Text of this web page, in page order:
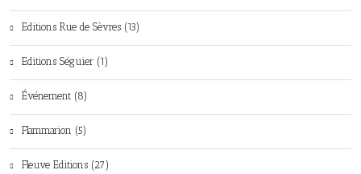
Editions Rue de Sèvres (13)
Editions Séguier (1)
Événement (8)
Flammarion (5)
Fleuve Editions (27)